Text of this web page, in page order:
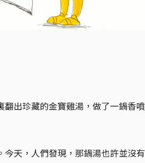
出珍藏的金寶雞湯，做了一鍋香
天，人們發現，那鍋湯也許並沒